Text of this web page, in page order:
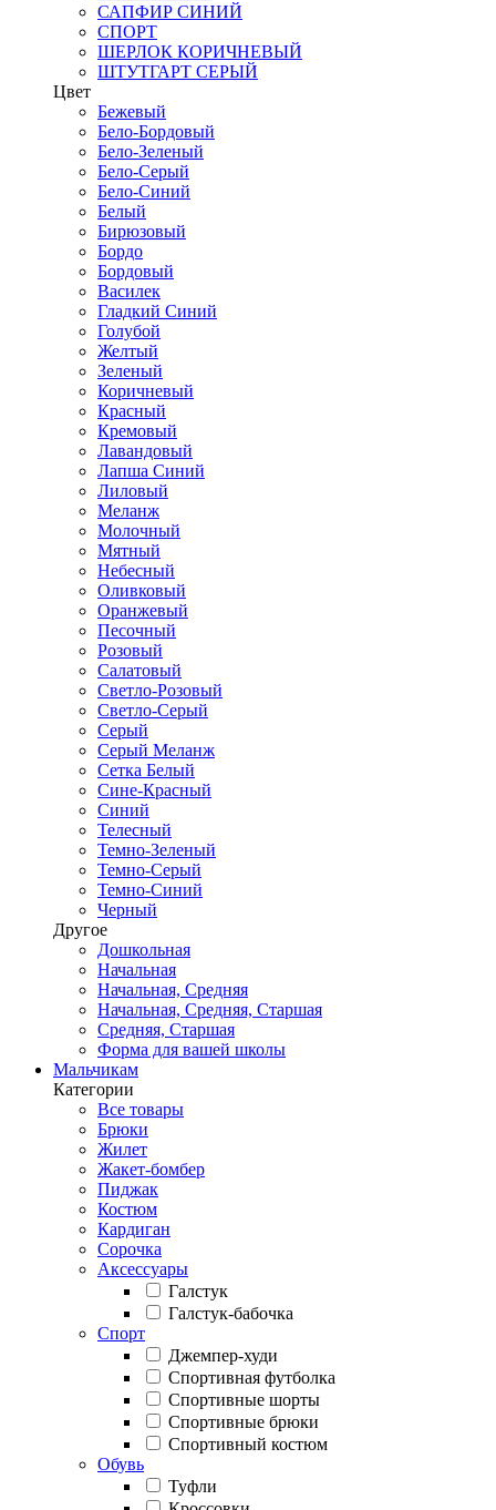
САПФИР СИНИЙ
СПОРТ
ШЕРЛОК КОРИЧНЕВЫЙ
ШТУТГАРТ СЕРЫЙ
Цвет
Бежевый
Бело-Бордовый
Бело-Зеленый
Бело-Серый
Бело-Синий
Белый
Бирюзовый
Бордо
Бордовый
Василек
Гладкий Синий
Голубой
Желтый
Зеленый
Коричневый
Красный
Кремовый
Лавандовый
Лапша Синий
Лиловый
Меланж
Молочный
Мятный
Небесный
Оливковый
Оранжевый
Песочный
Розовый
Салатовый
Светло-Розовый
Светло-Серый
Серый
Серый Меланж
Сетка Белый
Сине-Красный
Синий
Телесный
Темно-Зеленый
Темно-Серый
Темно-Синий
Черный
Другое
Дошкольная
Начальная
Начальная, Средняя
Начальная, Средняя, Старшая
Средняя, Старшая
Форма для вашей школы
Мальчикам
Категории
Все товары
Брюки
Жилет
Жакет-бомбер
Пиджак
Костюм
Кардиган
Сорочка
Аксессуары
Галстук
Галстук-бабочка
Спорт
Джемпер-худи
Спортивная футболка
Спортивные шорты
Спортивные брюки
Спортивный костюм
Обувь
Туфли